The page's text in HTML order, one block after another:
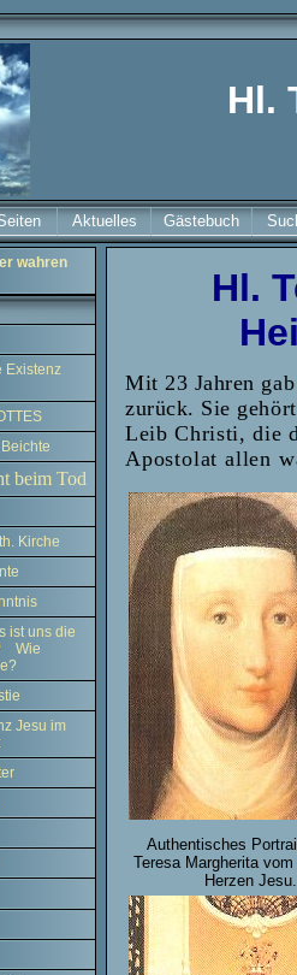
Hl.
Aktuelles Gästebuch
wahren
Existenz
beim Tod
Kirche
ist uns die
Wie
Jesu im
Hl.
Mit 23 Jahren
zurück. Sie
Leib Christi, die
Apostolat allen
Authentisches
Teresa Margherita
Herzen Jesu.